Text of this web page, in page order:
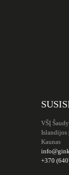
VŠĮ
Islandijos
Kaunas
+370